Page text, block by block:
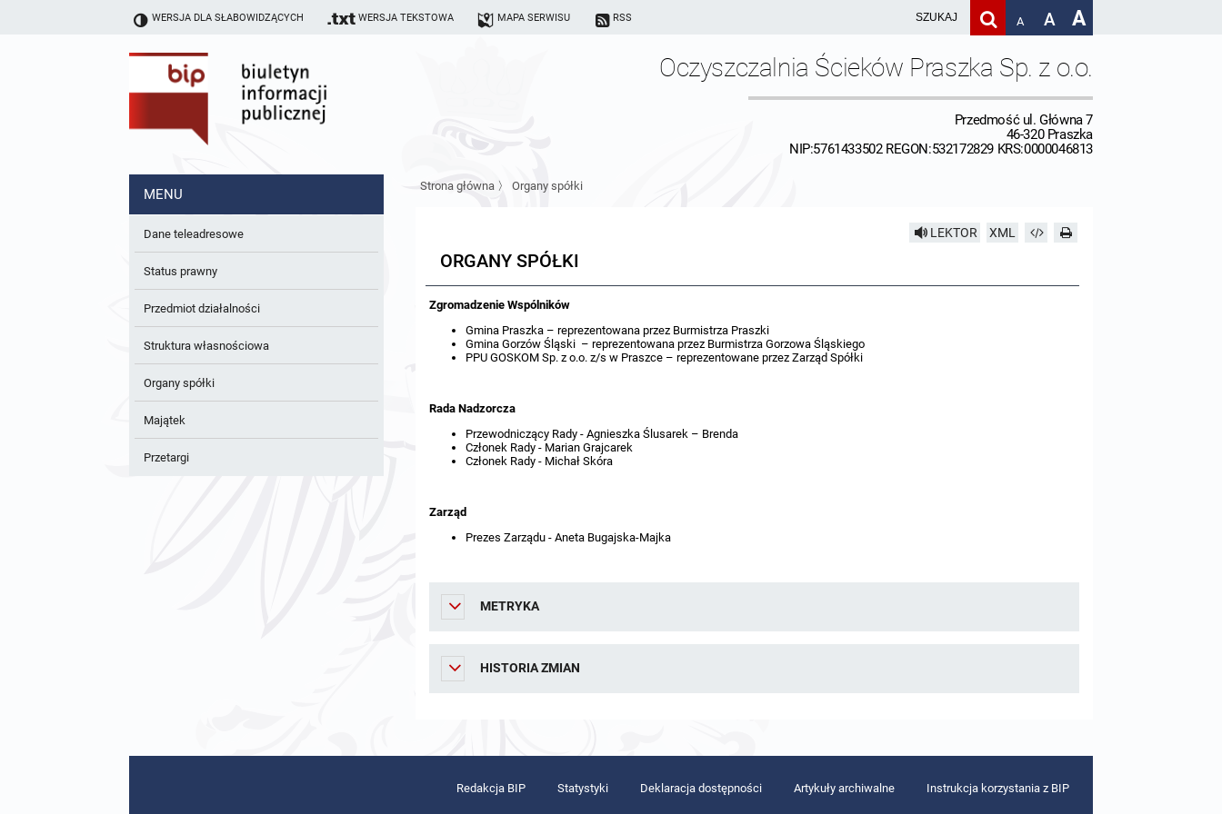
WERSJA DLA SŁABOWIDZĄCYCH WERSJA TEKSTOWA MAPA SERWISU RSS A A A
Oczyszczalnia Ścieków Praszka Sp. z o.o.
Przedmość ul. Główna 7
46-320 Praszka
NIP:5761433502 REGON:532172829 KRS:0000046813
MENU
Dane teleadresowe
Status prawny
Przedmiot działalności
Struktura własnościowa
Organy spółki
Majątek
Przetargi
Strona główna 〉 Organy spółki
LEKTOR XML
ORGANY SPÓŁKI
Zgromadzenie Wspólników
Gmina Praszka – reprezentowana przez Burmistrza Praszki
Gmina Gorzów Śląski – reprezentowana przez Burmistrza Gorzowa Śląskiego
PPU GOSKOM Sp. z o.o. z/s w Praszce – reprezentowane przez Zarząd Spółki
Rada Nadzorcza
Przewodniczący Rady - Agnieszka Ślusarek – Brenda
Członek Rady - Marian Grajcarek
Członek Rady - Michał Skóra
Zarząd
Prezes Zarządu - Aneta Bugajska-Majka
METRYKA
HISTORIA ZMIAN
Redakcja BIP Statystyki Deklaracja dostępności Artykuły archiwalne Instrukcja korzystania z BIP